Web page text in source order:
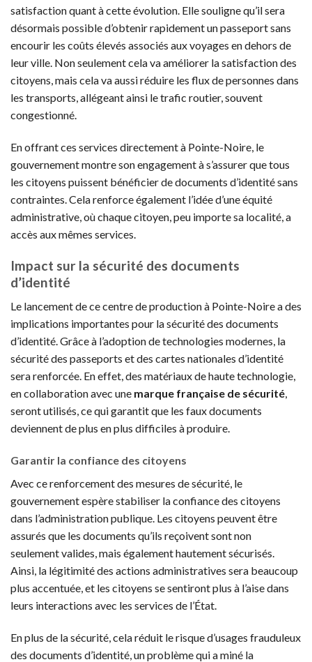
satisfaction quant à cette évolution. Elle souligne qu’il sera
désormais possible d’obtenir rapidement un passeport sans
encourir les coûts élevés associés aux voyages en dehors de
leur ville. Non seulement cela va améliorer la satisfaction des
citoyens, mais cela va aussi réduire les flux de personnes dans
les transports, allégeant ainsi le trafic routier, souvent
congestionné.
En offrant ces services directement à Pointe-Noire, le
gouvernement montre son engagement à s’assurer que tous
les citoyens puissent bénéficier de documents d’identité sans
contraintes. Cela renforce également l’idée d’une équité
administrative, où chaque citoyen, peu importe sa localité, a
accès aux mêmes services.
Impact sur la sécurité des documents
d’identité
Le lancement de ce centre de production à Pointe-Noire a des
implications importantes pour la sécurité des documents
d’identité. Grâce à l’adoption de technologies modernes, la
sécurité des passeports et des cartes nationales d’identité
sera renforcée. En effet, des matériaux de haute technologie,
en collaboration avec une marque française de sécurité,
seront utilisés, ce qui garantit que les faux documents
deviennent de plus en plus difficiles à produire.
Garantir la confiance des citoyens
Avec ce renforcement des mesures de sécurité, le
gouvernement espère stabiliser la confiance des citoyens
dans l’administration publique. Les citoyens peuvent être
assurés que les documents qu’ils reçoivent sont non
seulement valides, mais également hautement sécurisés.
Ainsi, la légitimité des actions administratives sera beaucoup
plus accentuée, et les citoyens se sentiront plus à l’aise dans
leurs interactions avec les services de l’État.
En plus de la sécurité, cela réduit le risque d’usages frauduleux
des documents d’identité, un problème qui a miné la